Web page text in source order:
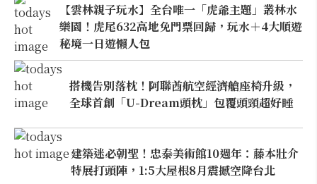
【雲林親子玩水】全台唯一「虎爺主題」叢林水
樂園！虎尾632高地免門票回歸，玩水＋4大順遊
秘境一日遊懶人包
搭機告別落枕！阿聯酋航空經濟艙座椅升級，
全球首創「U-Dream頭枕」包覆頭頸超好睡
建築迷必朝聖！忠泰美術館10週年：藤本壯介
特展打頭陣，1:5大屋根8月震撼空降台北